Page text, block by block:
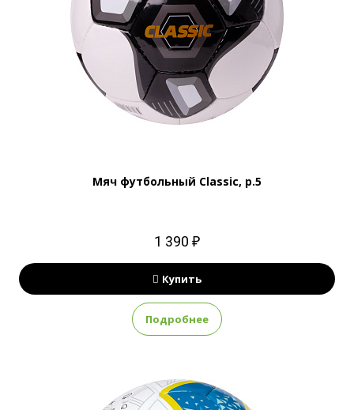
Мяч футбольный Classic, р.5
1 390 ₽
Купить
Подробнее